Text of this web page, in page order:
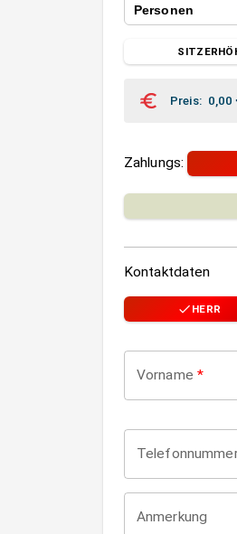
Personen
Preis: 0,00
Zahlungs:
Kontaktdaten
HERR
Vorname *
Anmerkung